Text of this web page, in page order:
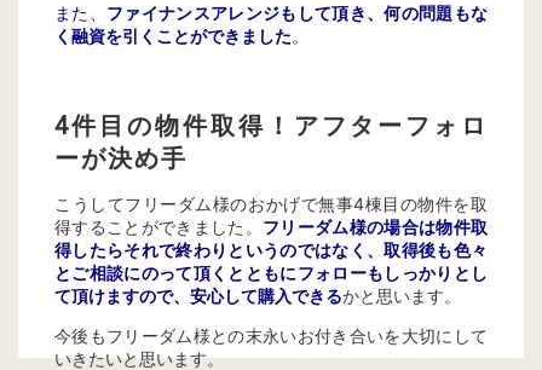
また、 ファイナンスアレンジもして頂き、何の問題もな
く融資を引くことができました。
4件目の物件取得！アフターフォロ
ーが決め手
こうしてフリーダム様のおかげで無事4棟目の物件を取
得することができました。 フリーダム様の場合は物件取
得したらそれで終わりというのではなく、取得後も色々
とご相談にのって頂くとともにフォローもしっかりとし
て頂けますので、安心して購入できるかと思います。
今後もフリーダム様との末永いお付き合いを大切にして
いきたいと思います。